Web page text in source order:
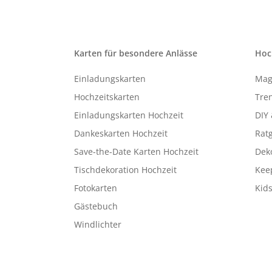
Karten für besondere Anlässe
Einladungskarten
Hochzeitskarten
Einladungskarten Hochzeit
Dankeskarten Hochzeit
Save-the-Date Karten Hochzeit
Tischdekoration Hochzeit
Fotokarten
Gästebuch
Windlichter